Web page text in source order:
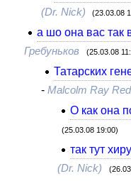
(Dr. Nick)
(23.03.08
а шо она вас так
Гребуньков
(25.03.08
Татарских
- Malcolm Ray
О как она
(25.03.08 19:00)
так тут
(Dr. Nick)